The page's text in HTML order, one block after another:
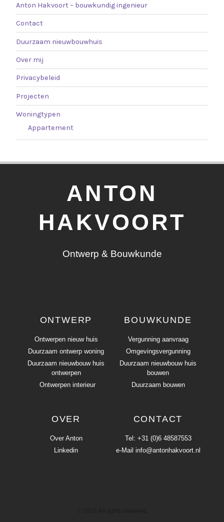
Anton Hakvoort – bouwkundig ingenieur
Contact
Duurzaam nieuwbouwhuis
Over mij
Privacybeleid
Projecten
Woningtypen
Appartement
ANTON
HAKVOORT
Ontwerp & Bouwkunde
ONTWERP
Ontwerpen nieuw huis
Duurzaam ontwerp woning
Duurzaam nieuwbouw huis
ontwerpen
Ontwerpen interieur
BOUWKUNDE
Vergunning aanvraag
Omgevingsvergunning
Duurzaam nieuwbouw huis
bouwen
Duurzaam bouwen
OVER
Over Anton
Linkedin
CONTACT
Tel: +31 (0)6 48587553
e-Mail info@antonhakvoort.nl